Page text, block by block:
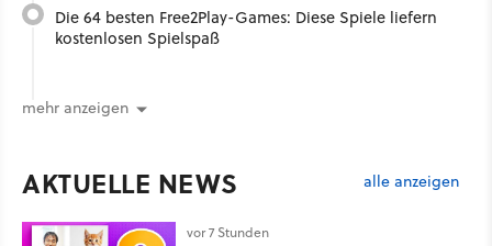
Die 64 besten Free2Play-Games: Diese Spiele liefern
kostenlosen Spielspaß
mehr anzeigen
AKTUELLE NEWS alle anzeigen
vor 7 Stunden